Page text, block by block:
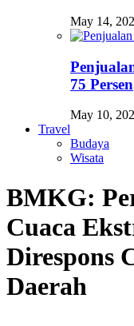
May 14,
75 Persen
May 10,
Travel
Budaya
Wisata
BMKG:
Cuaca
Direspons
Daerah